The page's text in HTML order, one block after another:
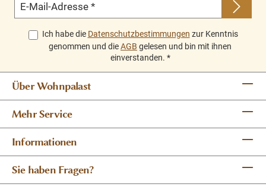
E-Mail-Adresse *
Ich habe die Datenschutzbestimmungen zur Kenntnis
genommen und dieAGB gelesen und bin mit ihnen
einverstanden. *
Über Wohnpalast
Mehr Service
Informationen
Sie haben Fragen?